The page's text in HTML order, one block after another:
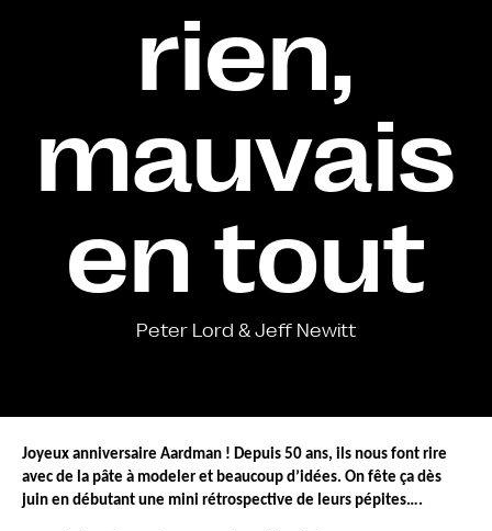
rien,
mauvais
en tout
Peter Lord & Jeff Newitt
Joyeux anniversaire Aardman ! Depuis 50 ans, ils nous font rire
avec de la pâte à modeler et beaucoup d’idées. On fête ça dès
juin en débutant une mini rétrospective de leurs pépites….